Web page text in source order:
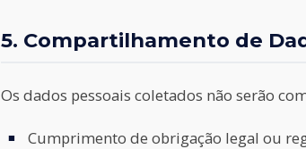
5. Compartilhamento de
Os dados pessoais coletados não serão
Cumprimento de obrigação legal ou